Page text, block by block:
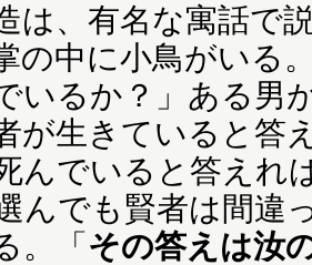
は、有名な寓話で
の中に小鳥がいる
いるか？」ある男
が生きていると答
んでいると答えれ
んでも賢者は間違
。「その答えは汝